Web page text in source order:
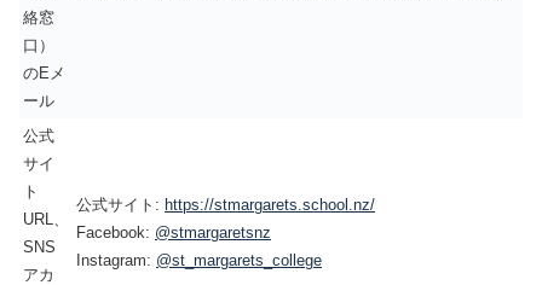
絡窓
口）
のEメ
ール
公式
サイ
ト
URL、
SNS
アカ
公式サイト: https://stmargarets.school.nz/
Facebook: @stmargaretsnz
Instagram: @st_margarets_college